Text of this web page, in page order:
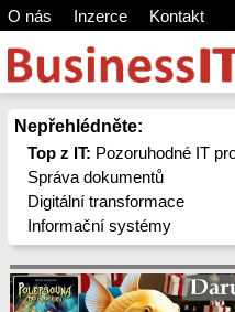
O nás Inzerce Kontakt
Nepřehlédněte:
Top z IT: Pozoruhodné IT
Správa dokumentů
Digitální transformace
Informační systémy